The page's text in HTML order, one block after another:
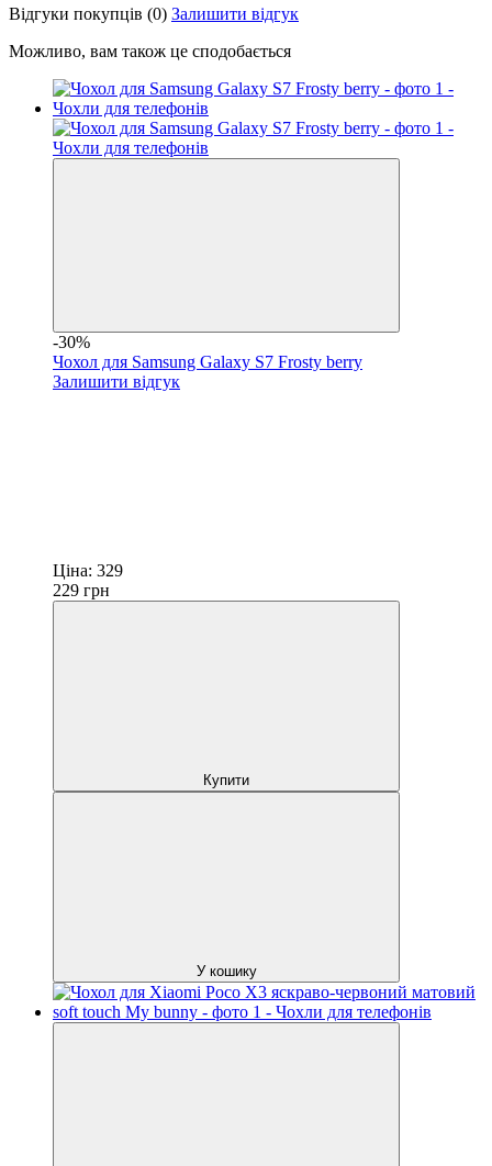
Відгуки покупців (0) Залишити відгук
Можливо, вам також це сподобається
-30%
Чохол для Samsung Galaxy S7 Frosty berry
Залишити відгук
Ціна: 329
229 грн
Купити
У кошику